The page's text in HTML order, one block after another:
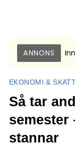
ANNONS
EKONOMI &
Så tar
semester
stannar